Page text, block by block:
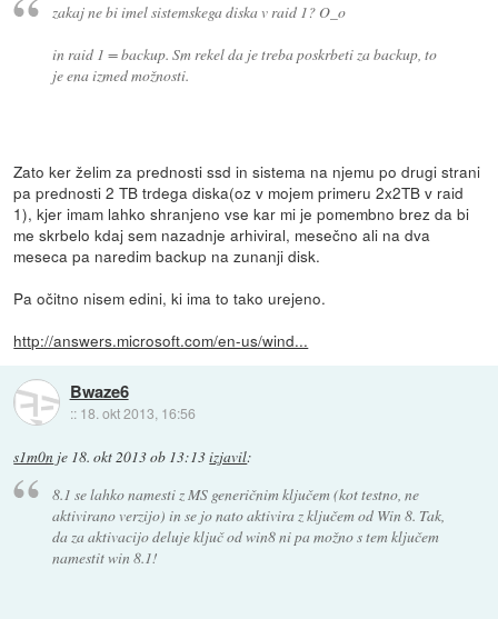
zakaj ne bi imel sistemskega diska v raid 1? O_o
in raid 1 = backup. Sm rekel da je treba poskrbeti za backup, to
je ena izmed možnosti.
Zato ker želim za prednosti ssd in sistema na njemu po drugi strani
pa prednosti 2 TB trdega diska(oz v mojem primeru 2x2TB v raid
1), kjer imam lahko shranjeno vse kar mi je pomembno brez da bi
me skrbelo kdaj sem nazadnje arhiviral, mesečno ali na dva
meseca pa naredim backup na zunanji disk.
Pa očitno nisem edini, ki ima to tako urejeno.
http://answers.microsoft.com/en-us/wind...
Bwaze6
:: 18. okt 2013, 16:56
s1m0n je 18. okt 2013 ob 13:13izjavil:
8.1 se lahko namesti z MS generičnim ključem (kot testno, ne
aktivirano verzijo) in se jo nato aktivira z ključem od Win 8. Tak,
da za aktivacijo deluje ključ od win8 ni pa možno s tem ključem
namestit win 8.1!